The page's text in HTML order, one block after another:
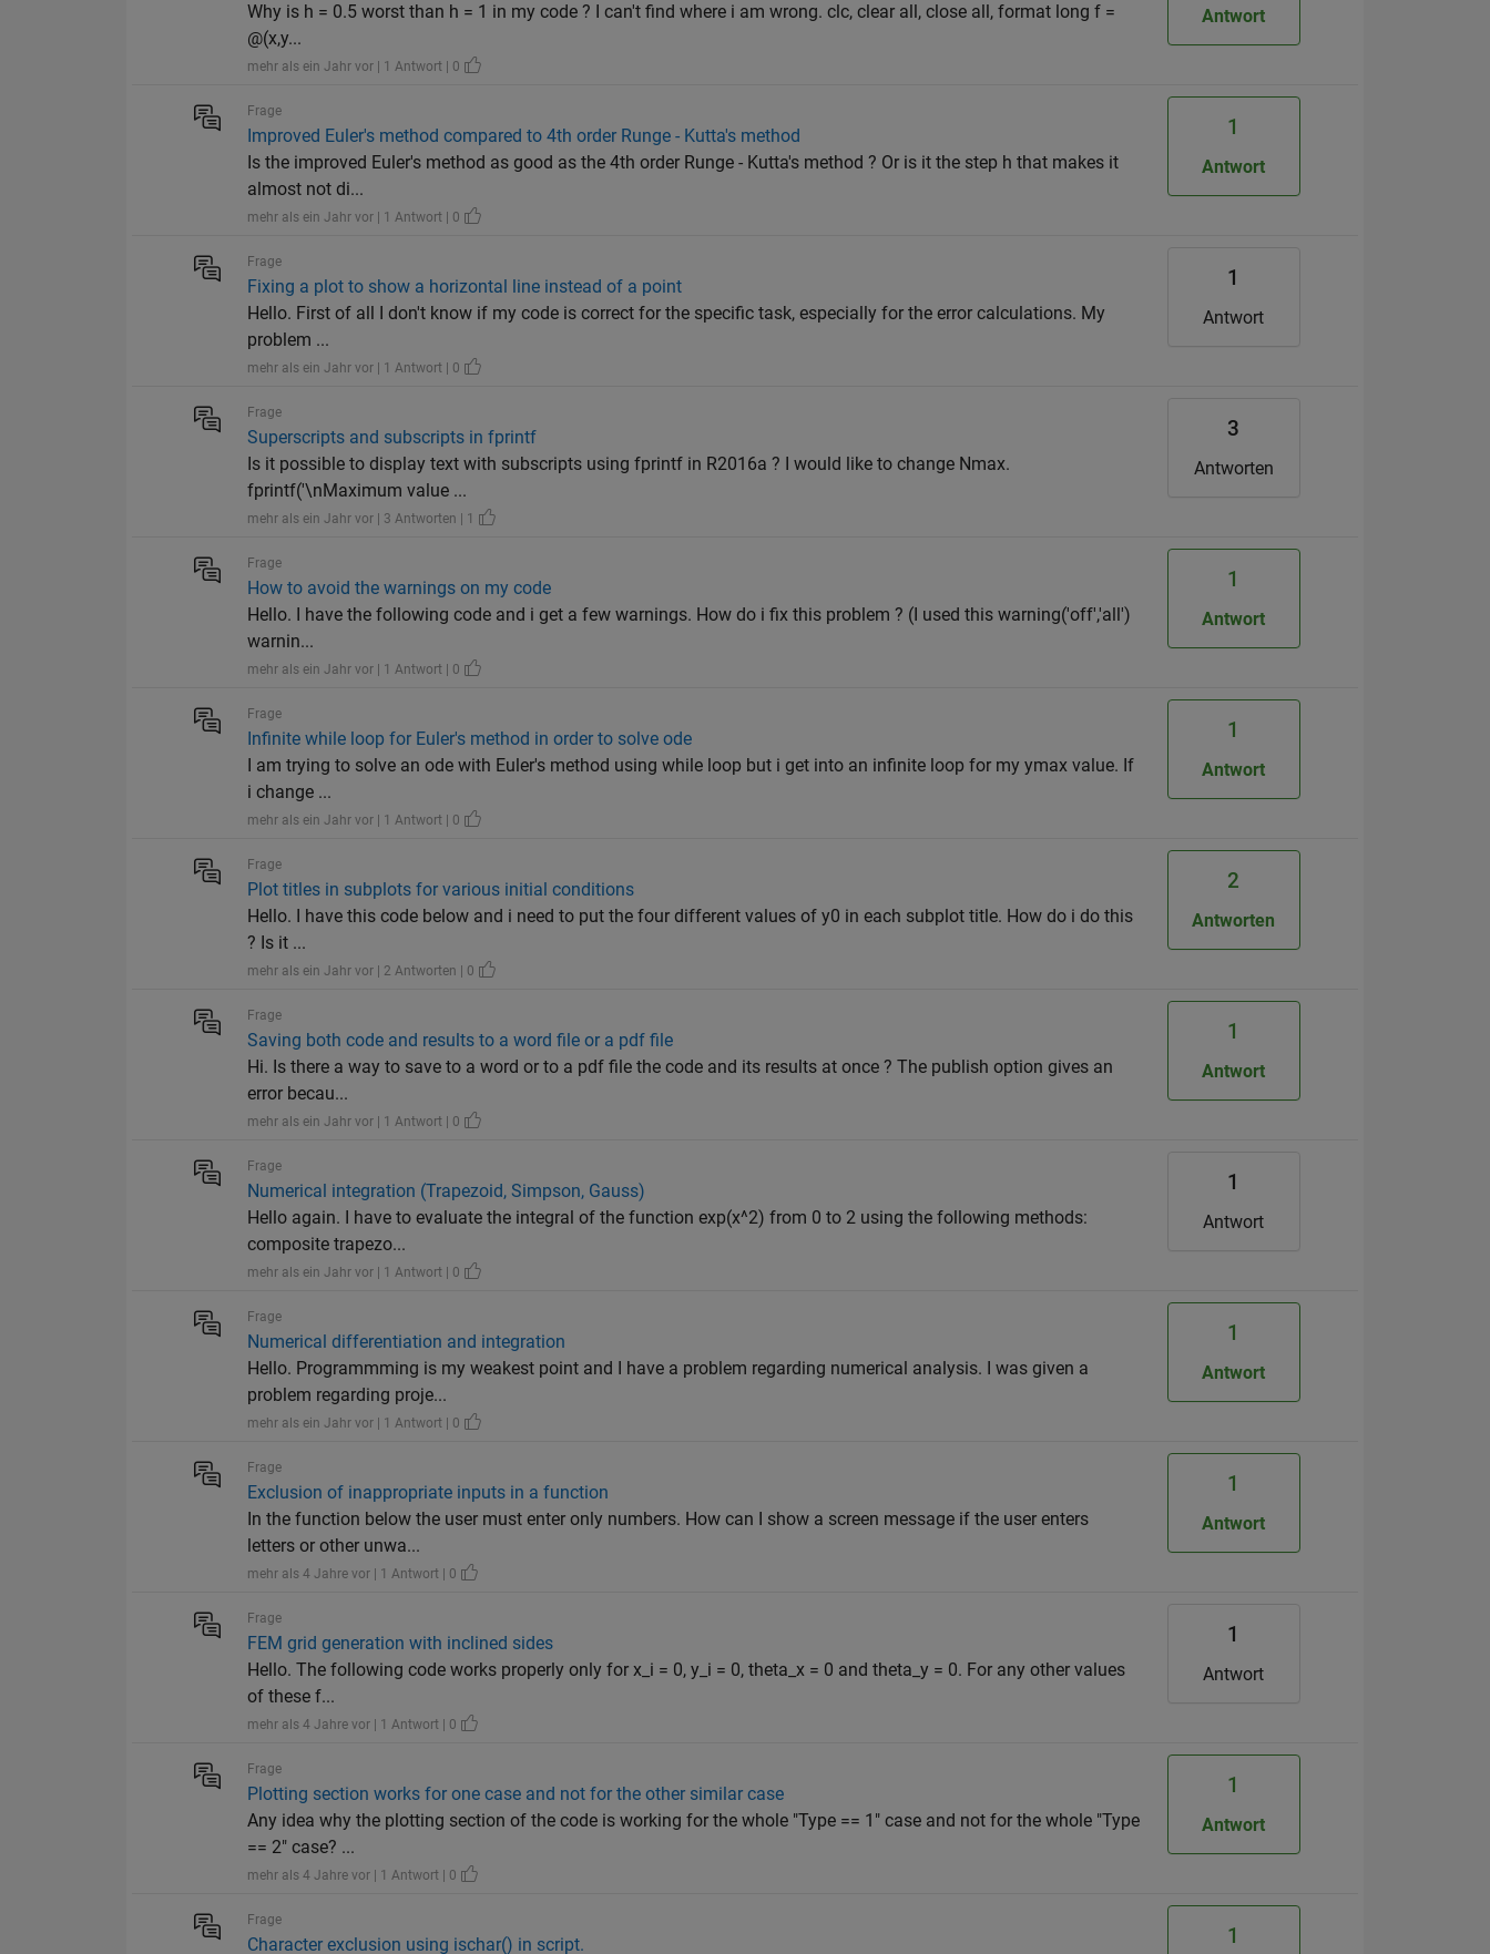
Why is h = 0.5 worst than h = 1 in my code ? I can't find where i am wrong. clc, clear all, close all, format long f =
@(x,y...
mehr als ein Jahr vor | 1 Antwort | 0
Antwort
Frage
Improved Euler's method compared to 4th order Runge - Kutta's method
Is the improved Euler's method as good as the 4th order Runge - Kutta's method ? Or is it the step h that makes it
almost not di...
mehr als ein Jahr vor | 1 Antwort | 0
1
Antwort
Frage
Fixing a plot to show a horizontal line instead of a point
Hello. First of all I don't know if my code is correct for the specific task, especially for the error calculations. My
problem ...
mehr als ein Jahr vor | 1 Antwort | 0
1
Antwort
Frage
Superscripts and subscripts in fprintf
Is it possible to display text with subscripts using fprintf in R2016a ? I would like to change Nmax.
fprintf('\nMaximum value ...
mehr als ein Jahr vor | 3 Antworten | 1
3
Antworten
Frage
How to avoid the warnings on my code
Hello. I have the following code and i get a few warnings. How do i fix this problem ? (I used this warning('off','all')
warnin...
mehr als ein Jahr vor | 1 Antwort | 0
1
Antwort
Frage
Infinite while loop for Euler's method in order to solve ode
I am trying to solve an ode with Euler's method using while loop but i get into an infinite loop for my ymax value. If
i change ...
mehr als ein Jahr vor | 1 Antwort | 0
1
Antwort
Frage
Plot titles in subplots for various initial conditions
Hello. I have this code below and i need to put the four different values of y0 in each subplot title. How do i do this
? Is it ...
mehr als ein Jahr vor | 2 Antworten | 0
2
Antworten
Frage
Saving both code and results to a word file or a pdf file
Hi. Is there a way to save to a word or to a pdf file the code and its results at once ? The publish option gives an
error becau...
mehr als ein Jahr vor | 1 Antwort | 0
1
Antwort
Frage
Numerical integration (Trapezoid, Simpson, Gauss)
Hello again. I have to evaluate the integral of the function exp(x^2) from 0 to 2 using the following methods:
composite trapezo...
mehr als ein Jahr vor | 1 Antwort | 0
1
Antwort
Frage
Numerical differentiation and integration
Hello. Programmming is my weakest point and I have a problem regarding numerical analysis. I was given a
problem regarding proje...
mehr als ein Jahr vor | 1 Antwort | 0
1
Antwort
Frage
Exclusion of inappropriate inputs in a function
In the function below the user must enter only numbers. How can I show a screen message if the user enters
letters or other unwa...
mehr als 4 Jahre vor | 1 Antwort | 0
1
Antwort
Frage
FEM grid generation with inclined sides
Hello. The following code works properly only for x_i = 0, y_i = 0, theta_x = 0 and theta_y = 0. For any other values
of these f...
mehr als 4 Jahre vor | 1 Antwort | 0
1
Antwort
Frage
Plotting section works for one case and not for the other similar case
Any idea why the plotting section of the code is working for the whole "Type == 1" case and not for the whole "Type
== 2" case? ...
mehr als 4 Jahre vor | 1 Antwort | 0
1
Antwort
Frage
Character exclusion using ischar() in script. 1